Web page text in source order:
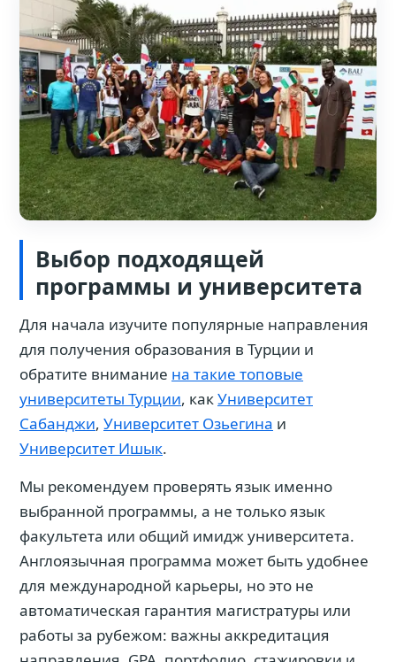
Выбор подходящей
программы и университета
Для начала изучите популярные направления
для получения образования в Турции и
обратите внимание на такие топовые
университеты Турции, какУниверситет
Сабанджи, Университет Озьегина и
Университет Ишык.
Мы рекомендуем проверять язык именно
выбранной программы, а не только язык
факультета или общий имидж университета.
Англоязычная программа может быть удобнее
для международной карьеры, но это не
автоматическая гарантия магистратуры или
работы за рубежом: важны аккредитация